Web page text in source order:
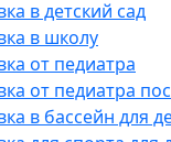
в детский сад
в школу
от педиатра
от педиатра
в бассейн для